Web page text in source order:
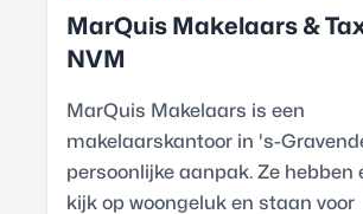
MarQuis Makelaars &
NVM
MarQuis Makelaars is een
makelaarskantoor in 's-
persoonlijke aanpak. Ze hebben
kijk op woongeluk en staan voor